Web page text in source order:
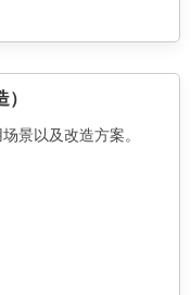
Cobar中如果这么获取
决？去Cobar的github
景以及改造方案。